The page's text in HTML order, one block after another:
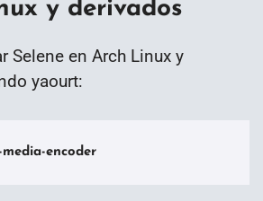
y derivados
Selene en Arch Linux y
yaourt:
encoder